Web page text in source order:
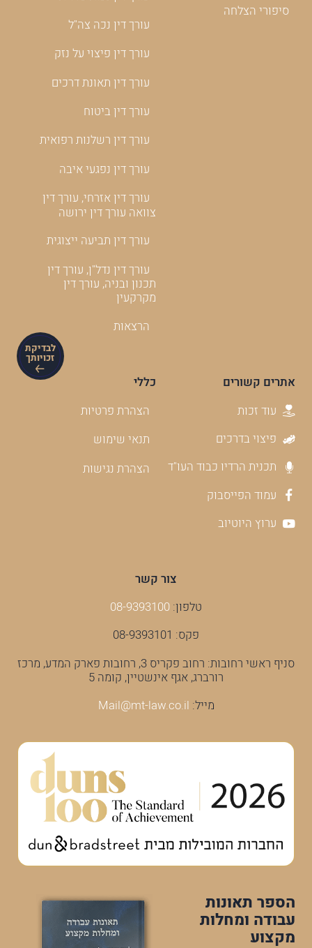
לבדיקת
זכויותך
סיפורי הצלחה
עורך דין נכה צה"ל
עורך דין פיצוי על נזק
עורך דין תאונת דרכים
עורך דין ביטוח
עורך דין רשלנות רפואית
עורך דין נפגעי איבה
עורך דין אזרחי, עורך דין
צוואה עורך דין ירושה
עורך דין תביעה ייצוגית
עורך דין נדל"ן, עורך דין
תכנון ובניה, עורך דין
מקרקעין
הרצאות
אתרים קשורים
עוד זכות
פיצוי בדרכים
תכנית הרדיו כבוד העו"ד
עמוד הפייסבוק
ערוץ היוטיוב
כללי
הצהרת פרטיות
תנאי שימוש
הצהרת נגישות
צור קשר
טלפון: 08-9393100
פקס: 08-9393101
סניף ראשי רחובות: רחוב פקריס 3, רחובות פארק המדע, מרכז
רורברג, אגף אינשטיין, קומה 5
מייל: Mail@mt-law.co.il
הספר תאונות
עבודה ומחלות
מקצוע